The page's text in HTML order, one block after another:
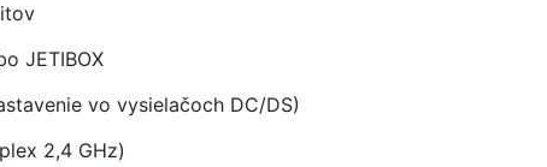
JETIBOX
vo vysielačoch DC/DS)
2,4 GHz)